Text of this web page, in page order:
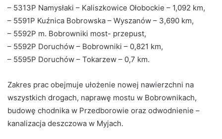
– 5313P Namysłaki – Kaliszkowice Ołobockie – 1,092 km,
– 5591P Kuźnica Bobrowska – Wyszanów – 3,690 km,
– 5592P m. Bobrowniki most- przepust,
– 5592P Doruchów – Bobrowniki – 0,821 km,
– 5595P Doruchów – Tokarzew – 0,7 km.
Zakres prac obejmuje ułożenie nowej nawierzchni na
wszystkich drogach, naprawę mostu w Bobrownikach,
budowę chodnika w Przedborowie oraz odwodnienie –
kanalizacja deszczowa w Myjach.